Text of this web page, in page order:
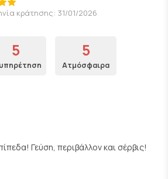
κράτησης: 31/01/2026
5 5
Ατμόσφαιρα
Γεύση, περιβάλλον και σέρβις!